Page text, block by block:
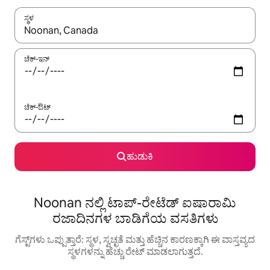
ಸ್ಥಳ
ಫಲಿತಾಂಶಗಳು ಲಭ್ಯವಿರುವಾಗ, ಅಪ್ ಮತ್ತು ಡೌನ್ ಬಾಣದ ಕೀಲಿಗಳೊಂದಿಗೆ
ಚೆಕ್-ಇನ್
ಚೆಕ್-ಔಟ್
ಹುಡುಕಿ
Noonan ನಲ್ಲಿ ಟಾಪ್-ರೇಟೆಡ್ ಐಷಾರಾಮಿ
ರಜಾದಿನಗಳ ಬಾಡಿಗೆಯ ವಸತಿಗಳು
ಗೆಸ್ಟ್‌ಗಳು ಒಪ್ಪುತ್ತಾರೆ: ಸ್ಥಳ, ಸ್ವಚ್ಛತೆ ಮತ್ತು ಹೆಚ್ಚಿನ ಕಾರಣಕ್ಕಾಗಿ ಈ ವಾಸ್ತವ್ಯದ
ಸ್ಥಳಗಳನ್ನು ಹೆಚ್ಚು ರೇಟ್ ಮಾಡಲಾಗುತ್ತದೆ.